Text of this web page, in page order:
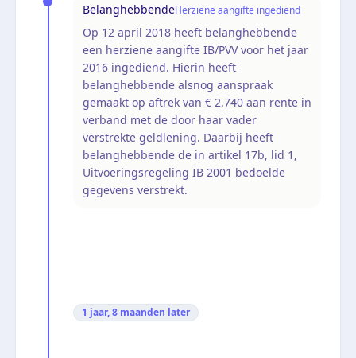
BelanghebbendeHerziene aangifte ingediend
Op 12 april 2018 heeft belanghebbende
een herziene aangifte IB/PVV voor het jaar
2016 ingediend. Hierin heeft
belanghebbende alsnog aanspraak
gemaakt op aftrek van € 2.740 aan rente in
verband met de door haar vader
verstrekte geldlening. Daarbij heeft
belanghebbende de in artikel 17b, lid 1,
Uitvoeringsregeling IB 2001 bedoelde
gegevens verstrekt.
1 jaar, 8 maanden later